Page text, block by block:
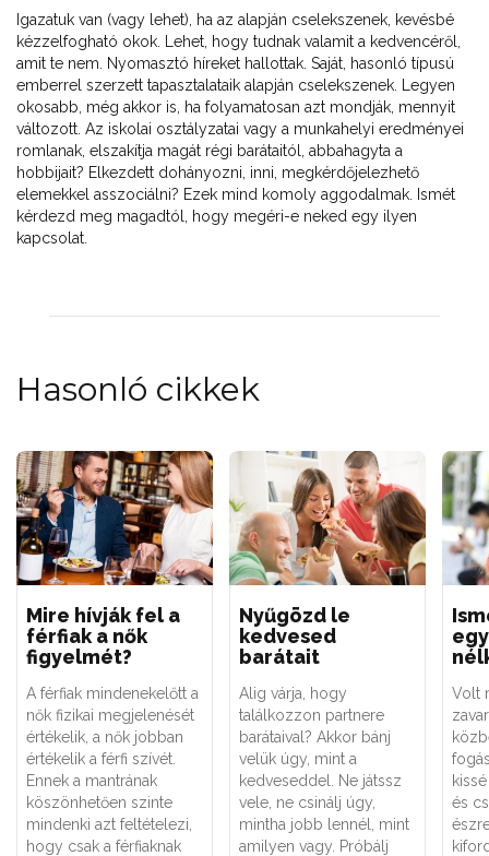
Igazatuk van (vagy lehet), ha az alapján cselekszenek, kevésbé
kézzelfogható okok. Lehet, hogy tudnak valamit a kedvencéről,
amit te nem. Nyomasztó híreket hallottak. Saját, hasonló típusú
emberrel szerzett tapasztalataik alapján cselekszenek. Legyen
okosabb, még akkor is, ha folyamatosan azt mondják, mennyit
változott. Az iskolai osztályzatai vagy a munkahelyi eredményei
romlanak, elszakítja magát régi barátaitól, abbahagyta a
hobbijait? Elkezdett dohányozni, inni, megkérdőjelezhető
elemekkel asszociálni? Ezek mind komoly aggodalmak. Ismét
kérdezd meg magadtól, hogy megéri-e neked egy ilyen
kapcsolat.
Hasonló cikkek
Mire hívják fel a
férfiak a nők
figyelmét?
A férfiak mindenekelőtt a
nők fizikai megjelenését
értékelik, a nők jobban
értékelik a férfi szívét.
Ennek a mantrának
köszönhetően szinte
mindenki azt feltételezi,
hogy csak a férfiaknak
Nyűgözd le
kedvesed
barátait
Alig várja, hogy
találkozzon partnere
barátaival? Akkor bánj
velük úgy, mint a
kedveseddel. Ne játssz
vele, ne csinálj úgy,
mintha jobb lennél, mint
amilyen vagy. Próbálj
Volt
és